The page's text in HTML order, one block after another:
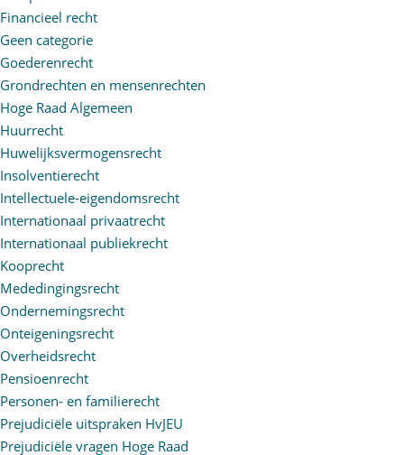
Financieel recht
Geen categorie
Goederenrecht
Grondrechten en mensenrechten
Hoge Raad Algemeen
Huurrecht
Huwelijksvermogensrecht
Insolventierecht
Intellectuele-eigendomsrecht
Internationaal privaatrecht
Internationaal publiekrecht
Kooprecht
Mededingingsrecht
Ondernemingsrecht
Onteigeningsrecht
Overheidsrecht
Pensioenrecht
Personen- en familierecht
Prejudiciële uitspraken HvJEU
Prejudiciële vragen Hoge Raad